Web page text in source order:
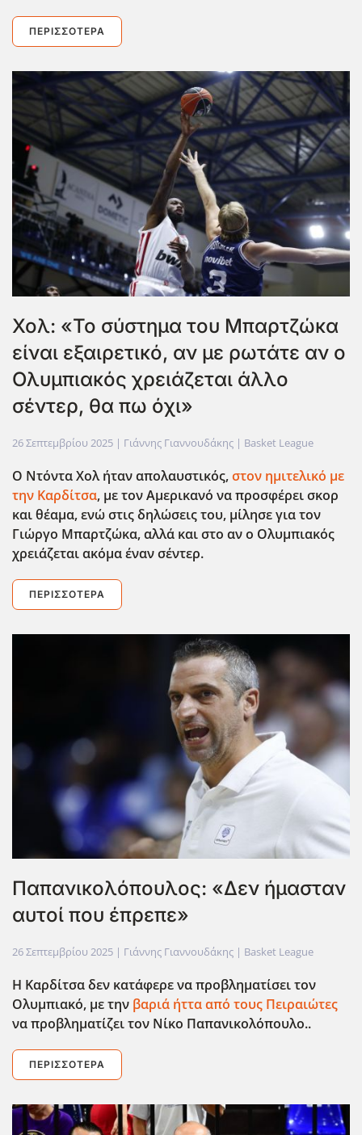
ΠΕΡΙΣΣΌΤΕΡΑ
Χολ: «Το σύστημα του Μπαρτζώκα
είναι εξαιρετικό, αν με ρωτάτε αν ο
Ολυμπιακός χρειάζεται άλλο
σέντερ, θα πω όχι»
26 Σεπτεμβρίου 2025 | Γιάννης Γιαννουδάκης | Basket League
Ο Ντόντα Χολ ήταν απολαυστικός,στον ημιτελικό με
την Καρδίτσα, με τον Αμερικανό να προσφέρει σκορ
και θέαμα, ενώ στις δηλώσεις του, μίλησε για τον
Γιώργο Μπαρτζώκα, αλλά και στο αν ο Ολυμπιακός
χρειάζεται ακόμα έναν σέντερ.
ΠΕΡΙΣΣΌΤΕΡΑ
Παπανικολόπουλος: «Δεν ήμασταν
αυτοί που έπρεπε»
26 Σεπτεμβρίου 2025 | Γιάννης Γιαννουδάκης | Basket League
Η Καρδίτσα δεν κατάφερε να προβληματίσει τον
Ολυμπιακό, με την βαριά ήττα από τους Πειραιώτες
να προβληματίζει τον Νίκο Παπανικολόπουλο..
ΠΕΡΙΣΣΌΤΕΡΑ